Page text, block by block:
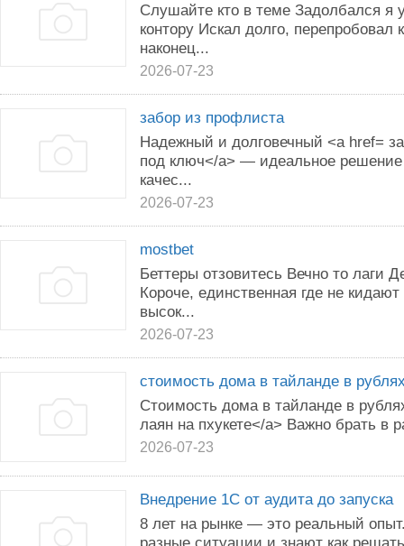
Слушайте кто в теме Задолбался я
контору Искал долго,
наконец...
2026-07-23
забор из профлиста
Надежный и долговечный <a href=
под ключ</a> — идеальное решение
качес...
2026-07-23
mostbet
Беттеры отзовитесь Вечно то лаги
Короче, единственная где не
высок...
2026-07-23
стоимость дома в тайланде в
Стоимость дома в тайланде в
лаян на пхукете</a> Важно брать в
2026-07-23
Внедрение 1С от аудита до запуска
8 лет на рынке — это реальный
разные ситуации и знают как